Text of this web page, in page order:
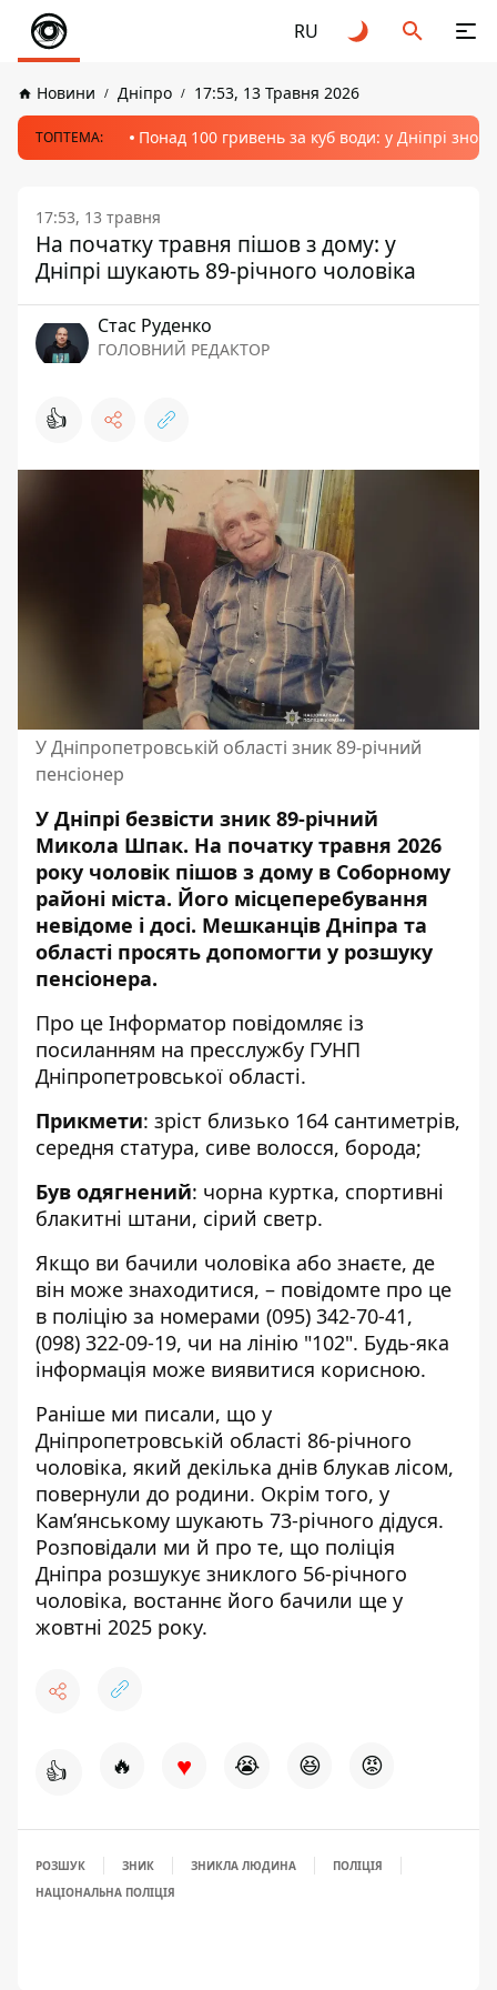
RU
Новини Дніпро 17:53, 13 Травня 2026
ТОПТЕМА: Понад 100 гривень за куб води: у Дніпрі
17:53, 13 травня
На початку травня пішов з дому: у
Дніпрі шукають 89-річного чоловіка
Стас Руденко
ГОЛОВНИЙ РЕДАКТОР
👍
У Дніпропетровській області зник 89-річний
пенсіонер
У Дніпрі безвісти зник 89-річний
Микола Шпак. На початку травня 2026
року чоловік пішов з дому в Соборному
районі міста. Його місцеперебування
невідоме і досі. Мешканців Дніпра та
області просять допомогти у розшуку
пенсіонера.
Про це Інформатор повідомляє із
посиланням на пресслужбу ГУНП
Дніпропетровської області.
Прикмети: зріст близько 164 сантиметрів,
середня статура, сиве волосся, борода;
Був одягнений: чорна куртка, спортивні
блакитні штани, сірий светр.
Якщо ви бачили чоловіка або знаєте, де
він може знаходитися, – повідомте про це
в поліцію за номерами (095) 342-70-41,
(098) 322-09-19, чи на лінію "102". Будь-яка
інформація може виявитися корисною.
Раніше ми писали, що у
Дніпропетровській області 86-річного
чоловіка, який декілька днів блукав лісом,
повернули до родини. Окрім того, у
Кам’янському шукають 73-річного дідуся.
Розповідали ми й про те, що поліція
Дніпра розшукує зниклого 56-річного
чоловіка, востаннє його бачили ще у
жовтні 2025 року.
👍 🔥 ♥ 😭 😆 😡
РОЗШУК ЗНИК ЗНИКЛА ЛЮДИНА
ПОЛІЦІЯ
НАЦІОНАЛЬНА ПОЛІЦІЯ